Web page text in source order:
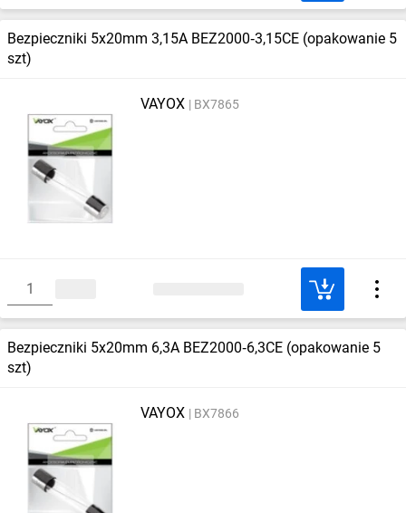
Bezpieczniki 5x20mm 3,15A BEZ2000‑3,15CE (opakowanie 5
szt)
VAYOX BX7865
Bezpieczniki 5x20mm 6,3A BEZ2000‑6,3CE (opakowanie 5
szt)
VAYOX BX7866